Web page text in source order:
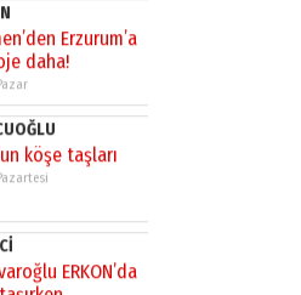
ERKON’da
aşağı
şehir, bir
kimin